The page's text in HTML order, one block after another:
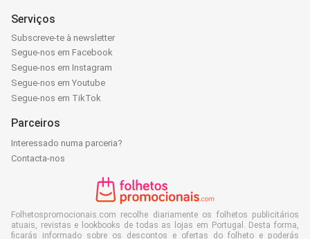
Serviços
Subscreve-te à newsletter
Segue-nos em Facebook
Segue-nos em Instagram
Segue-nos em Youtube
Segue-nos em TikTok
Parceiros
Interessado numa parceria?
Contacta-nos
Folhetospromocionais.com recolhe diariamente os folhetos publicitários
atuais, revistas e lookbooks de todas as lojas em Portugal. Desta forma,
ficarás informado sobre os descontos e ofertas do folheto e poderás